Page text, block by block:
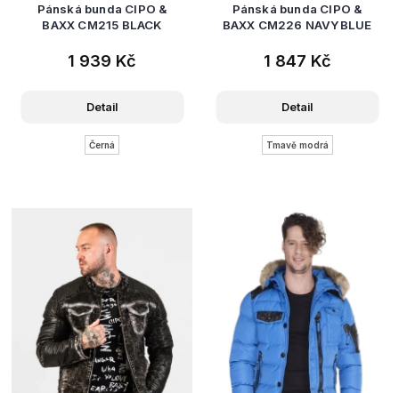
Pánská bunda CIPO &
BAXX CM215 BLACK
1 939 Kč
Detail
Černá
Pánská bunda CIPO &
BAXX CM226 NAVYBLUE
1 847 Kč
Detail
Tmavě modrá